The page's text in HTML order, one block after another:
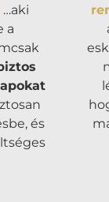
…aki
a
és